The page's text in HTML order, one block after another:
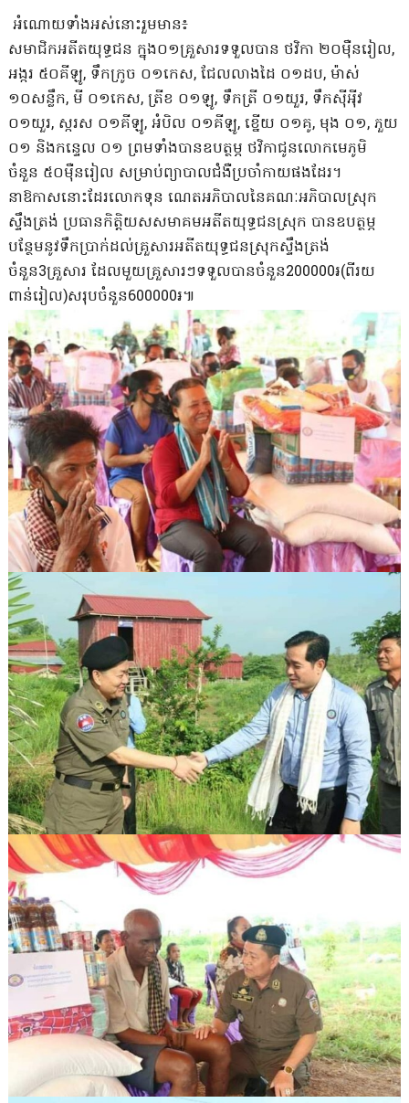
​ អំណោយទាំងអស់នោះរួមមាន៖
សមាជិកអតីតយុទ្ធជន ក្នុង០១គ្រួសារទទួលបាន ថវិកា ២០មុឺនរៀល,
អង្ករ ៥០គីឡូ, ទឹកក្រូច ០១កេស, ជែលលាងដៃ ០១ដប, ម៉ាស់
១០សន្លឹក, មី ០១កេស, ត្រីខ ០១ឡូ, ទឹកត្រី ០១យួរ, ទឹកសុីអុីវ
០១យួរ, ស្ករស ០១គីឡូ, អំបិល ០១គីឡូ, ខ្នើយ ០១គូ, មុង ០១, ភួយ
០១ និងកន្ទេល ០១ ព្រមទាំងបានឧបត្ថម្ភ ថវិកាជូនលោកមេភូមិ
ចំនួន ៥០មុឺនរៀល សម្រាប់ព្យាបាលជំងឺប្រចាំកាយផងដែរ។
នាឱកាសនោះដែរលោកទុន ណេតអភិបាលនៃគណៈអភិបាលស្រុក
ស្ទឹងត្រង់ ប្រធានកិត្តិយសសមាគមអតីតយុទ្ធជនស្រុក បានឧបត្ថម្ភ
បន្ថែមនូវទឹកប្រាក់ដល់គ្រួសារអតីតយុទ្ធជនស្រុកស្ទឹងត្រង់
ចំនួន3គ្រួសារ ដែលមួយគ្រួសារៗទទួលបានចំនួន200000៛(ពីរយ
ពាន់រៀល)សរុបចំនួន600000៛៕